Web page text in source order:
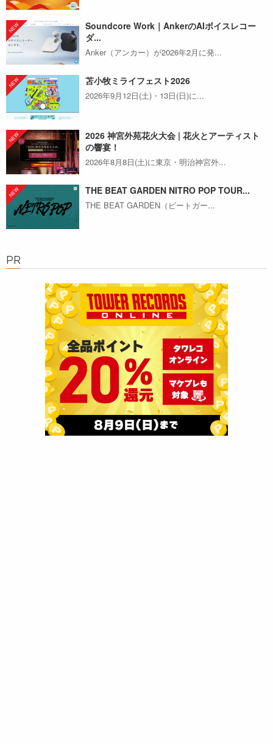
Soundcore Work｜AnkerのAIボイスレコー
ダ...
Anker（アンカー）が2026年2月に発...
苫小牧ミライフェスト2026
2026年9月12日(土)・13日(日)に...
2026 神宮外苑花火大会 | 花火とアーティスト
の響宴！
2026年8月8日(土)に東京・明治神宮外...
THE BEAT GARDEN NITRO POP TOUR...
THE BEAT GARDEN（ビートガー...
PR